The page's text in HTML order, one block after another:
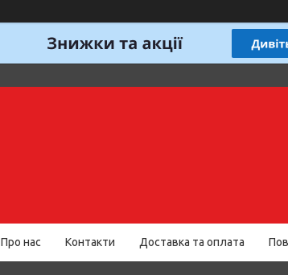
Про нас Контакти Доставка та оплата